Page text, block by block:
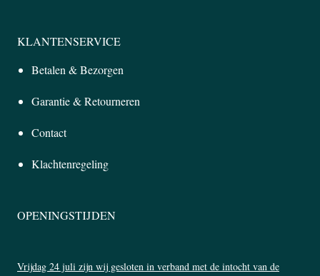
KLANTENSERVICE
Betalen & Bezorgen
Garantie & Retourneren
Contact
Klachtenregeling
OPENINGSTIJDEN
Vrijdag 24 juli zijn wij gesloten in verband met de intocht van de